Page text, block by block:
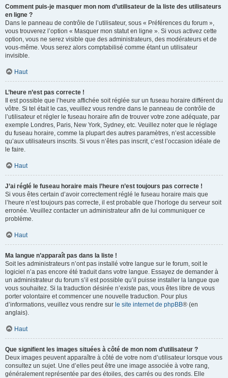
Comment puis-je masquer mon nom d’utilisateur de la liste des utilisateurs
en ligne ?
Dans le panneau de contrôle de l’utilisateur, sous « Préférences du forum »,
vous trouverez l’option « Masquer mon statut en ligne ». Si vous activez cette
option, vous ne serez visible que des administrateurs, des modérateurs et de
vous-même. Vous serez alors comptabilisé comme étant un utilisateur
invisible.
Haut
L’heure n’est pas correcte !
Il est possible que l’heure affichée soit réglée sur un fuseau horaire différent du
vôtre. Si tel était le cas, veuillez vous rendre dans le panneau de contrôle de
l’utilisateur et régler le fuseau horaire afin de trouver votre zone adéquate, par
exemple Londres, Paris, New York, Sydney, etc. Veuillez noter que le réglage
du fuseau horaire, comme la plupart des autres paramètres, n’est accessible
qu’aux utilisateurs inscrits. Si vous n’êtes pas inscrit, c’est l’occasion idéale de
le faire.
Haut
J’ai réglé le fuseau horaire mais l’heure n’est toujours pas correcte !
Si vous êtes certain d’avoir correctement réglé le fuseau horaire mais que
l’heure n’est toujours pas correcte, il est probable que l’horloge du serveur soit
erronée. Veuillez contacter un administrateur afin de lui communiquer ce
problème.
Haut
Ma langue n’apparaît pas dans la liste !
Soit les administrateurs n’ont pas installé votre langue sur le forum, soit le
logiciel n’a pas encore été traduit dans votre langue. Essayez de demander à
un administrateur du forum s’il est possible qu’il puisse installer la langue que
vous souhaitez. Si la traduction désirée n’existe pas, vous êtes libre de vous
porter volontaire et commencer une nouvelle traduction. Pour plus
d’informations, veuillez vous rendre sur le site internet de phpBB® (en
anglais).
Haut
Que signifient les images situées à côté de mon nom d’utilisateur ?
Deux images peuvent apparaître à côté de votre nom d’utilisateur lorsque vous
consultez un sujet. Une d’elles peut être une image associée à votre rang,
généralement représentée par des étoiles, des carrés ou des ronds. Elle